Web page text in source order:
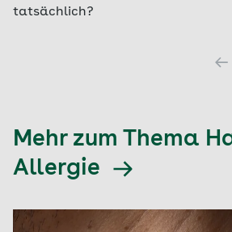
tatsächlich?
Mehr zum Thema
Allergie